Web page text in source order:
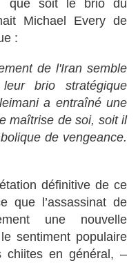
que soit le brio du
Michael Every de
:
de l'Iran semble
brio stratégique
a entraîné une
maîtrise de soi, soit il
de vengeance.
définitive de ce
que l’assassinat de
une nouvelle
sentiment populaire
chiites en général, –